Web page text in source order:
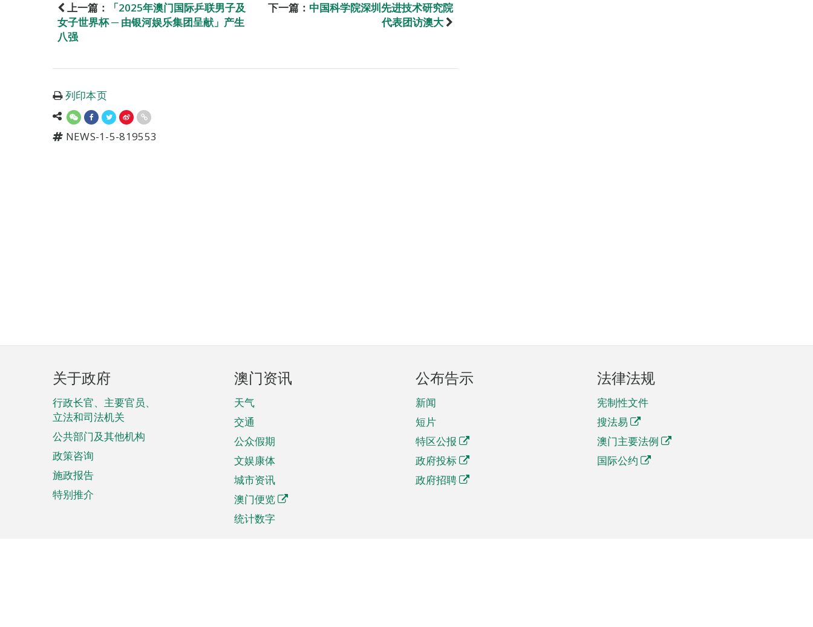
上一篇：
「2025年澳门国际乒联男子及
女子世界杯 ─ 由银河娱乐集团呈献」产生
八强
下一篇： 中国科学院深圳先进技术研究院
代表团访澳大
列印本页
NEWS-1-5-819553
页
脚
菜
单
关于政府
行政长官、主要官员、
立法和司法机关
公共部门及其他机构
政策咨询
施政报告
特别推介
澳门资讯
天气
交通
公众假期
文娱康体
城市资讯
澳门便览
统计数字
公布告示
新闻
短片
特区公报
政府投标
政府招聘
法律法规
宪制性文件
搜法易
澳门主要法例
国际公约